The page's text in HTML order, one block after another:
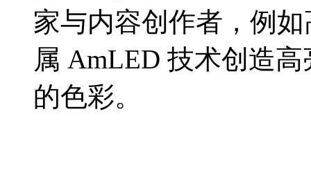
家与内容创作者，例
属 AmLED 技术创造
的色彩。